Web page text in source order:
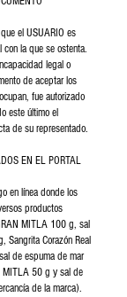
el USUARIO es
la que se ostenta.
legal o
de aceptar los
fue autorizado
este último el
de su representado.
EN EL PORTAL
en línea donde los
productos
MITLA 100 g, sal
Corazón Real
de espuma de mar
MITLA 50 g y sal de
de la marca).